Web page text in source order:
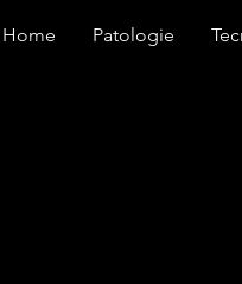
Home Patologie